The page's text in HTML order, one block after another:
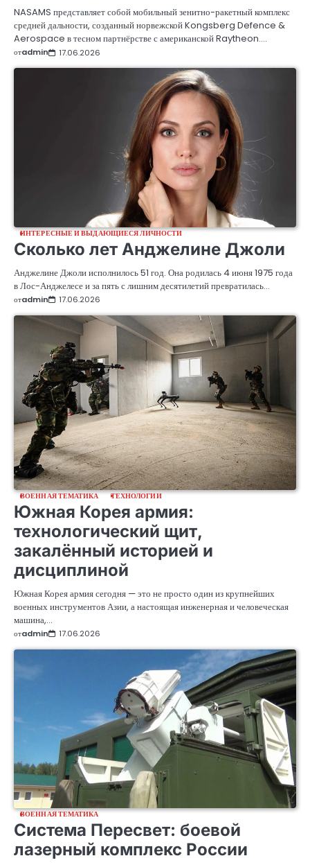
NASAMS представляет собой мобильный зенитно-ракетный комплекс
средней дальности, созданный норвежской Kongsberg Defence &
Aerospace в тесном партнёрстве с американской Raytheon.…
отadmin 17.06.2026
ИНТЕРЕСНЫЕ И ВЫДАЮЩИЕСЯ ЛИЧНОСТИ
Сколько лет Анджелине Джоли
Анджелине Джоли исполнилось 51 год. Она родилась 4 июня 1975 года
в Лос-Анджелесе и за пять с лишним десятилетий превратилась…
отadmin 17.06.2026
ВОЕННАЯ ТЕМАТИКА ТЕХНОЛОГИИ
Южная Корея армия:
технологический щит,
закалённый историей и
дисциплиной
Южная Корея армия сегодня — это не просто один из крупнейших
военных инструментов Азии, а настоящая инженерная и человеческая
машина,…
отadmin 17.06.2026
ВОЕННАЯ ТЕМАТИКА
Система Пересвет: боевой
лазерный комплекс России